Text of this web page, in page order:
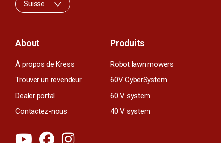
About
À propos de Kress
Trouver un revendeur
Dealer portal
Contactez-nous
Produits
Robot lawn mowers
60V CyberSystem
60 V system
40 V system
Suisse